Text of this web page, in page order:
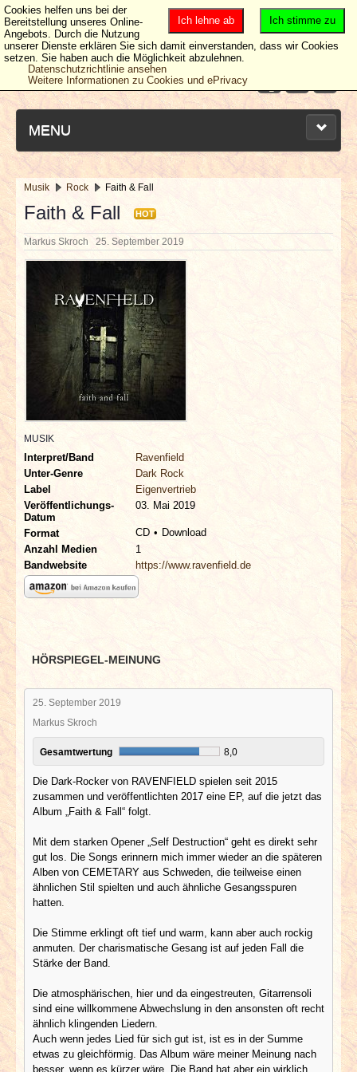
MENU
NEUESTE ARTIKEL
NEWS & DATES
BERICHTE
VERLOSUNGEN
INTERVIEWS
SPECIALS
REDAKTION
LINKS
ARCHIV
Musik Rock Faith & Fall
Faith & Fall HOT
Markus Skroch 25. September 2019
MUSIK
Interpret/Band
Ravenfield
Unter-Genre
Dark Rock
Label
Eigenvertrieb
Veröffentlichungs-
Datum
03. Mai 2019
Format CD
Download
Anzahl Medien
1
Bandwebsite
https://www.ravenfield.de
HÖRSPIEGEL-MEINUNG
25. September 2019
Markus Skroch
Gesamtwertung 8,0
Die Dark-Rocker von RAVENFIELD spielen seit 2015
zusammen und veröffentlichten 2017 eine EP, auf die jetzt das
Album „Faith & Fall“ folgt.
Mit dem starken Opener „Self Destruction“ geht es direkt sehr
gut los. Die Songs erinnern mich immer wieder an die späteren
Alben von CEMETARY aus Schweden, die teilweise einen
ähnlichen Stil spielten und auch ähnliche Gesangsspuren
hatten.
Die Stimme erklingt oft tief und warm, kann aber auch rockig
anmuten. Der charismatische Gesang ist auf jeden Fall die
Stärke der Band.
Die atmosphärischen, hier und da eingestreuten, Gitarrensoli
sind eine willkommene Abwechslung in den ansonsten oft recht
ähnlich klingenden Liedern.
Auch wenn jedes Lied für sich gut ist, ist es in der Summe
etwas zu gleichförmig. Das Album wäre meiner Meinung nach
besser, wenn es kürzer wäre. Die Band hat aber ein wirklich
Ich stimme zu
Ich lehne ab
Cookies helfen uns bei der
Bereitstellung unseres Online-
Angebots. Durch die Nutzung
unserer Dienste erklären Sie sich damit einverstanden, dass wir Cookies
setzen. Sie haben auch die Möglichkeit abzulehnen.
Datenschutzrichtlinie ansehen
Weitere Informationen zu Cookies und ePrivacy